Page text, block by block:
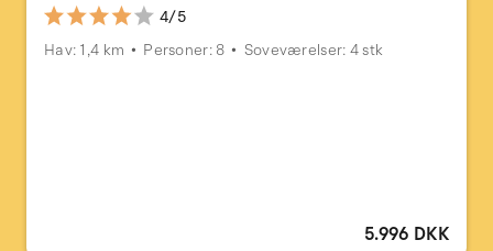
4/5
Hav: 1,4 km
Personer: 8 Soveværelser: 4 stk
5.996 DKK